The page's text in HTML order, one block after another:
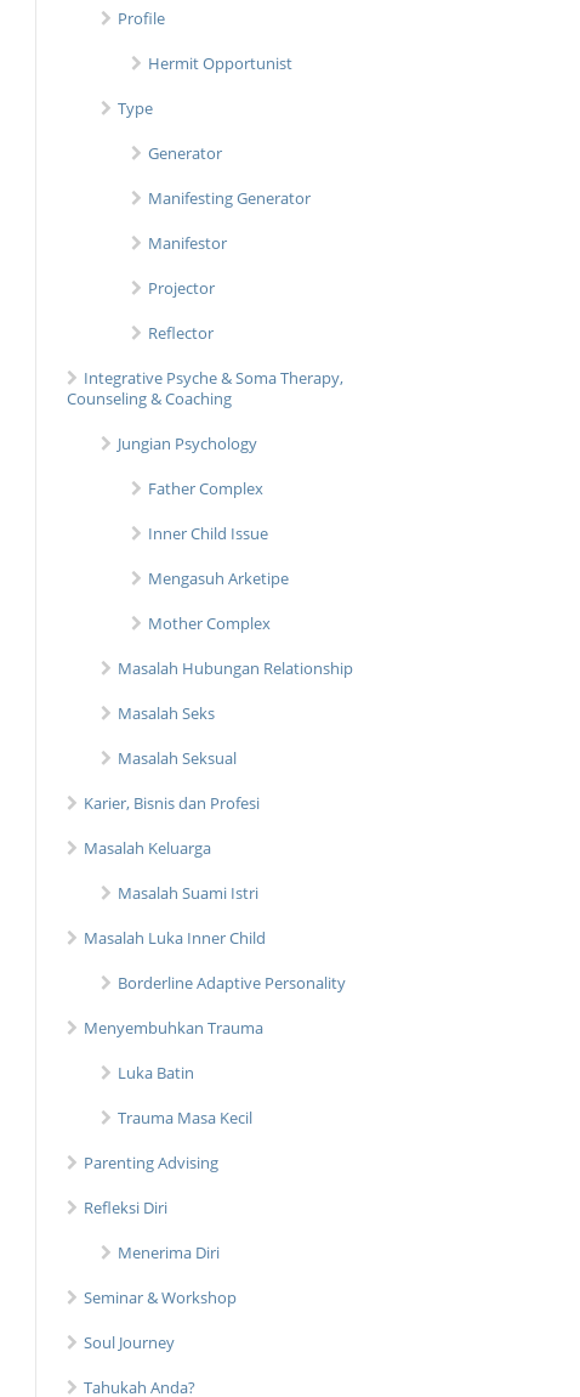
Profile
Hermit Opportunist
Type
Generator
Manifesting Generator
Manifestor
Projector
Reflector
Integrative Psyche & Soma Therapy,
Counseling & Coaching
Jungian Psychology
Father Complex
Inner Child Issue
Mengasuh Arketipe
Mother Complex
Masalah Hubungan Relationship
Masalah Seks
Masalah Seksual
Karier, Bisnis dan Profesi
Masalah Keluarga
Masalah Suami Istri
Masalah Luka Inner Child
Borderline Adaptive Personality
Menyembuhkan Trauma
Luka Batin
Trauma Masa Kecil
Parenting Advising
Refleksi Diri
Menerima Diri
Seminar & Workshop
Soul Journey
Tahukah Anda?